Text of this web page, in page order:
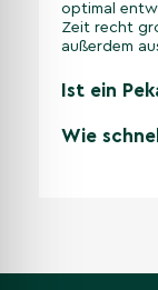
optimal
Zeit recht
außerdem
Ist ein
Wie